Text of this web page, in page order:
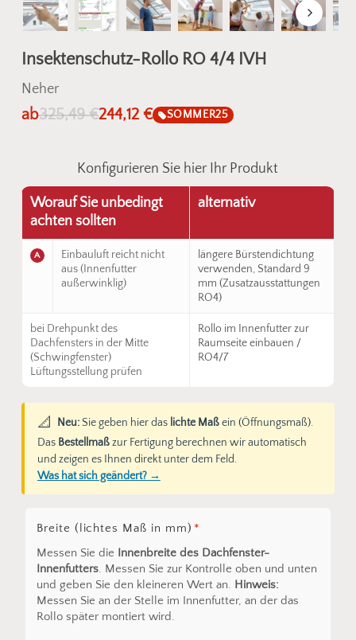
Insektenschutz-Rollo RO 4/4 IVH
Neher
ab325,49€244,12 € SOMMER25
Konfigurieren Sie hier Ihr Produkt
Worauf Sie unbedingt
achten sollten
alternativ
A
Einbauluft reicht nicht
aus (Innenfutter
außerwinklig)
längere Bürstendichtung
verwenden, Standard 9
mm (Zusatzausstattungen
RO4)
bei Drehpunkt des
Dachfensters in der Mitte
(Schwingfenster)
Lüftungsstellung prüfen
Rollo im Innenfutter zur
Raumseite einbauen /
RO4/7
📐 Neu:Sie geben hier das lichte Maßein (Öffnungsmaß).
Das Bestellmaßzur Fertigung berechnen wir automatisch
und zeigen es Ihnen direkt unter dem Feld.
Was hat sich geändert? →
Breite (lichtes Maß in mm) *
Messen Sie die Innenbreite des Dachfenster-
Innenfutters. Messen Sie zur Kontrolle oben und unten
und geben Sie den kleineren Wert an. Hinweis:
Messen Sie an der Stelle im Innenfutter, an der das
Rollo später montiert wird.